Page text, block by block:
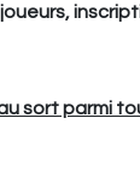
joueurs,
sort parmi